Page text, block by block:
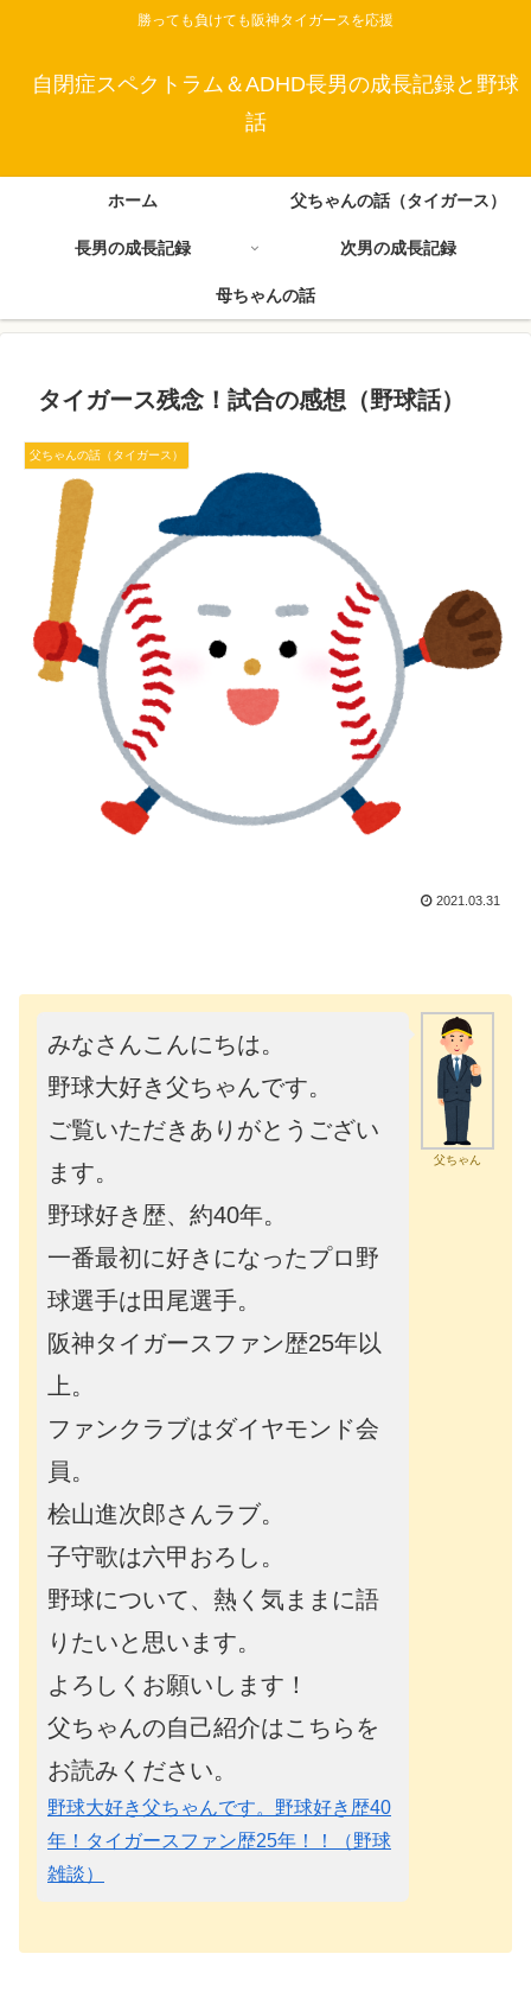
勝っても負けても阪神タイガースを応援
自閉症スペクトラム＆ADHD長男の成長記録と野球
話
ホーム 父ちゃんの話（タイガース）
長男の成長記録 次男の成長記録
母ちゃんの話
タイガース残念！試合の感想（野球話）
父ちゃんの話（タイガース）
2021.03.31
父ちゃん
みなさんこんにちは。
野球大好き父ちゃんです。
ご覧いただきありがとうござい
ます。
野球好き歴、約40年。
一番最初に好きになったプロ野
球選手は田尾選手。
阪神タイガースファン歴25年以
上。
ファンクラブはダイヤモンド会
員。
桧山進次郎さんラブ。
子守歌は六甲おろし。
野球について、熱く気ままに語
りたいと思います。
よろしくお願いします！
父ちゃんの自己紹介はこちらを
お読みください。
野球大好き父ちゃんです。野球好き歴40
年！タイガースファン歴25年！！（野球
雑談）